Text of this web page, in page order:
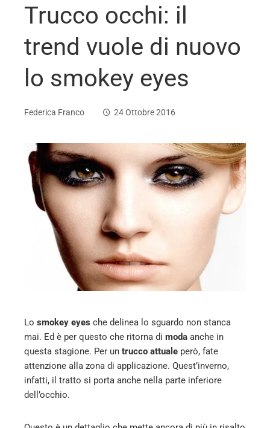
Trucco occhi: il
trend vuole di nuovo
lo smokey eyes
Federica Franco 24 Ottobre 2016
Lo smokey eyes che delinea lo sguardo non stanca
mai. Ed è per questo che ritorna di moda anche in
questa stagione. Per un trucco attuale però, fate
attenzione alla zona di applicazione. Quest’inverno,
infatti, il tratto si porta anche nella parte inferiore
dell’occhio.